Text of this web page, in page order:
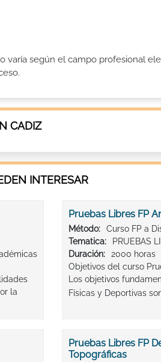
varía según el campo profesional
CADIZ
INTERESAR
la
Pruebas Libres FP
Método:
Curso FP a
Tematica:
PRUEBAS
Duración:
2000 horas
Objetivos del curso
Los objetivos
Físicas y Deportivas
Pruebas Libres FP
Topográficas